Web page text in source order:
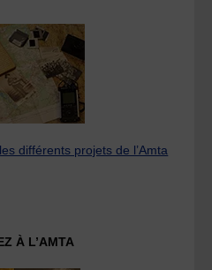
différents projets de l’Amta
À L’AMTA